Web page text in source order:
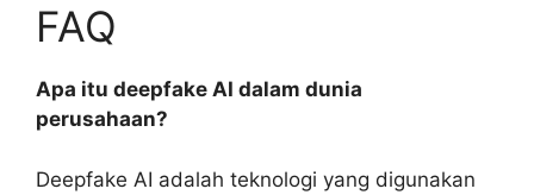
FAQ
Apa itu deepfake AI dalam dunia
perusahaan?
Deepfake AI adalah teknologi yang digunakan